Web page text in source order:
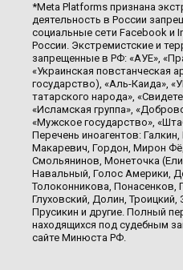
*Meta Platforms признана
деятельность в России
социальные сети Facebook и
России. Экстремистские и
запрещенные в РФ: «АУЕ»,
«Украинская повстанческая
государство), «Аль-Каида»,
татарского народа»,
«Исламская группа»,
«Мужское государство»,
Перечень иноагентов:
Макаревич, Гордон, Мирон
Смольянинов, Монеточка
Навальный, Голос Америки,
Толоконникова,
Глуховский, Долин,
Прусикин и другие. Полный
находящихся под судебным
сайте Минюста РФ.